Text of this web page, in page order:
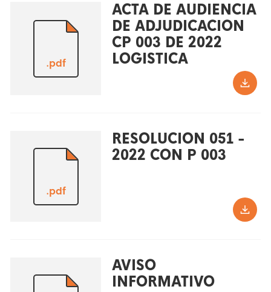
.pdf
ACTA DE AUDIENCIA
DE ADJUDICACION
CP 003 DE 2022
LOGISTICA
.pdf
RESOLUCION 051 -
2022 CON P 003
AVISO
INFORMATIVO